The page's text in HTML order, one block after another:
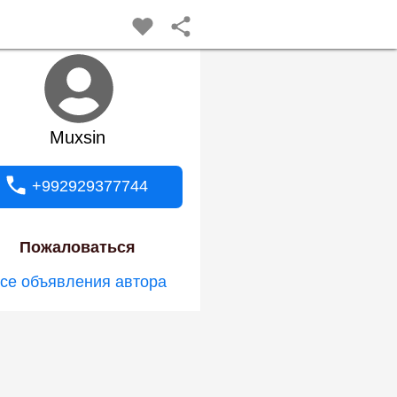
Muxsin
+992929377744
Пожаловаться
объявления автора